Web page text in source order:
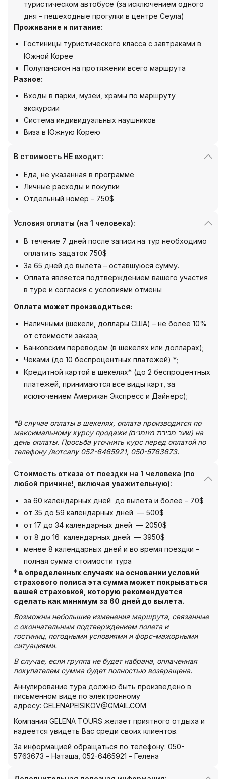
туристическом автобусе (за исключением одного
дня – пешеходные прогулки в центре Сеула)
Проживание и питание:
Гостиницы туристического класса с завтраками в
Южной Корее
Полупансион на протяжении всего маршрута
Разное:
Входы в парки, музеи, храмы по маршруту
экскурсии
Система индивидуальных наушников
Виза в Южную Корею
В стоимость НЕ входит:
Еда, не указанная в программе
Личные расходы и покупки
Отдельный номер – 750$
Условия оплаты (на 1 человека):
В течение 7 дней после записи на тур необходимо
оплатить задаток 750$
За 65 дней до вылета – оставшуюся сумму.
Оплата является подтверждением вашего участия
в туре и согласия с условиями отмены
Оплата может производиться:
Наличными (шекели, доллары США) – не более 10%
от стоимости заказа;
Банковским переводом (в шекелях или долларах);
Чеками (до 10 беспроцентных платежей) *;
Кредитной картой в шекелях* (до 2 беспроцентных
платежей, принимаются все виды карт, за
исключением Американ Экспресс и Дайнерс);
*В случае оплаты в шекелях, оплата производится по
максимальному курсу продажи (שער מכירת מזומנים) на
день оплаты. Просьба уточнить курс перед оплатой по
телефону /вотсапу 052-6465921, 050-5763673.
Стоимость отказа от поездки на 1 человека (по
любой причине!, включая уважительную):
за 60 календарных дней до вылета и более – 70$
от 35 до 59 календарных дней — 500$
от 17 до 34 календарных дней — 2050$
от 8 до 16 календарных дней — 3950$
менее 8 календарных дней и во время поездки –
полная сумма стоимости тура
* в определенных случаях на основании условий
страхового полиса эта сумма может покрываться
вашей страховкой, которую рекомендуется
сделать как минимум за 60 дней до вылета.
Возможны небольшие изменения маршрута, связанные
с окончательным подтверждением полета и
гостиниц, погодными условиями и форс-мажорными
ситуациями.
В случае, если группа не будет набрана, оплаченная
покупателем сумма будет полностью возвращена.
Аннулирование тура должно быть произведено в
письменном виде по электронному
адресу: GELENAPEISIKOV@GMAIL.COM
Компания GELENA TOURS желает приятного отдыха и
надеется увидеть Вас среди своих клиентов.
За информацией обращаться по телефону: 050-
5763673 – Наташа, 052-6465921 – Гелена